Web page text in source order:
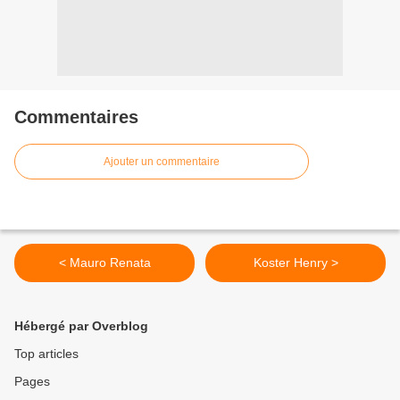
Commentaires
Ajouter un commentaire
< Mauro Renata Koster Henry >
Hébergé par Overblog
Top articles
Pages